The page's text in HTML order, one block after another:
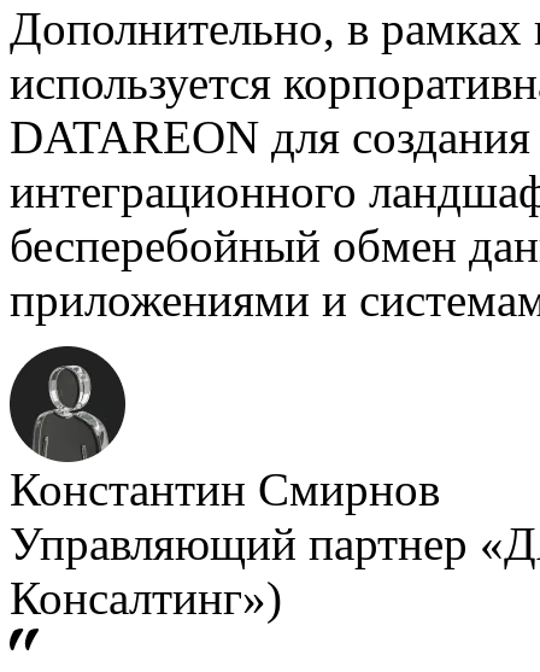
Дополнительно, в
используется
DATAREON для
интеграционного
бесперебойный обмен
приложениями и
Константин Смирнов
Управляющий партнер
Консалтинг»)